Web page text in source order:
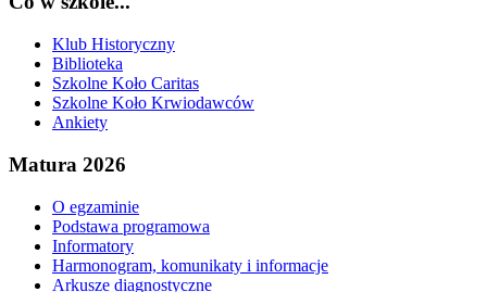
Klub Historyczny
Biblioteka
Szkolne Koło Caritas
Szkolne Koło Krwiodawców
Ankiety
Matura 2026
O egzaminie
Podstawa programowa
Informatory
Harmonogram, komunikaty i informacje
Arkusze diagnostyczne